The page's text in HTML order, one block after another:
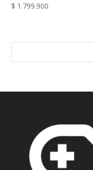
$ 1.799.900